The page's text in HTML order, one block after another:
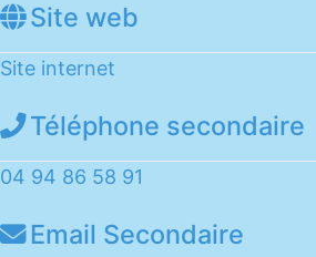
Site web
Site internet
Téléphone secondaire
04 94 86 58 91
Email Secondaire